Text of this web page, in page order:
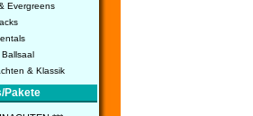
Evergreens
& Klassik
Pakete